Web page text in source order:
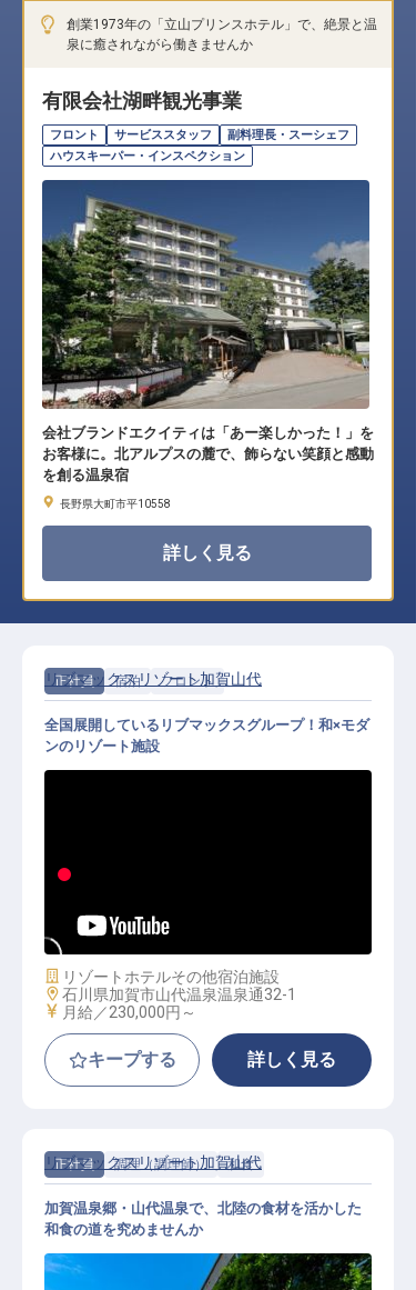
創業1973年の「立山プリンスホテル」で、絶景と温
泉に癒されながら働きませんか
有限会社湖畔観光事業
フロント サービススタッフ
副料理長・スーシェフ
ハウスキーパー・インスペクション
会社ブランドエクイティは「あー楽しかった！」を
お客様に。北アルプスの麓で、飾らない笑顔と感動
を創る温泉宿
長野県大町市平10558
詳しく見る
正社員 宿泊 フロント
K／月給25万円～／年休120日
リブマックスリゾート加賀山代
全国展開しているリブマックスグループ！和×モダ
ンのリゾート施設
施設業態
リゾートホテルその他宿泊施設
勤務地
石川県加賀市山代温泉温泉通32-1
給与
月給／230,000円～
キープする 詳しく見る
正社員 調理（調理師） 和食
リブマックスリゾート加賀山代
加賀温泉郷・山代温泉で、北陸の食材を活かした
和食の道を究めませんか